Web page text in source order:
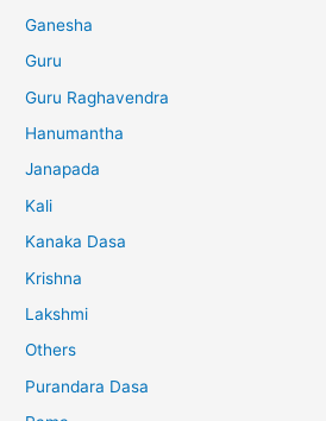
Ganesha
Guru
Guru Raghavendra
Hanumantha
Janapada
Kali
Kanaka Dasa
Krishna
Lakshmi
Others
Purandara Dasa